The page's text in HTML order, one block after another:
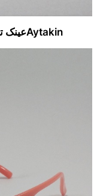
Aytakinعینک ترک برند آیتکین مدلA2103ck13